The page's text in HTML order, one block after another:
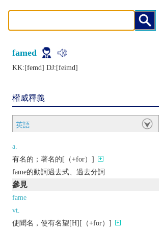
famed
KK:[fеmd] DJ:[fеimd]
權威釋義
英語
a.
有名的；著名的[（+for）]
fame的動詞過去式、過去分詞
參見
fame
vt.
使聞名，使有名望[H][（+for）]